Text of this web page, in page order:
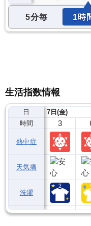
5分毎 1時
生活指数情報
日
時間
熱中症
天気痛
洗濯
7日(金)
3